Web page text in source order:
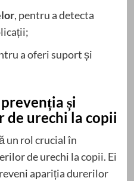
, pentru a detecta
a oferi suport și
și
urechi la copii
un rol crucial în
de urechi la copii. Ei
apariția durerilor